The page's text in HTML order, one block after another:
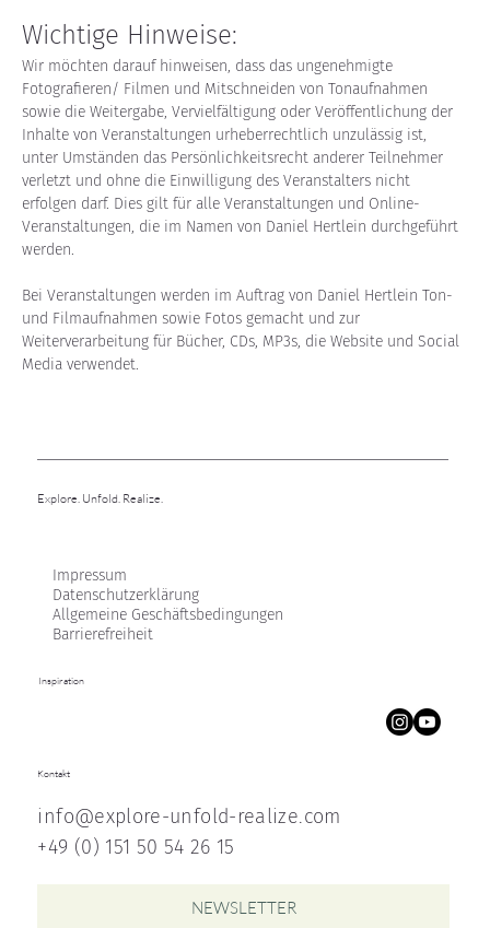
Wichtige Hinweise:
Wir möchten darauf hinweisen, dass das ungenehmigte
Fotografieren/ Filmen und Mitschneiden von Tonaufnahmen
sowie die Weitergabe, Vervielfältigung oder Veröffentlichung der
Inhalte von Veranstaltungen urheberrechtlich unzulässig ist,
unter Umständen das Persönlichkeitsrecht anderer Teilnehmer
verletzt und ohne die Einwilligung des Veranstalters nicht
erfolgen darf. Dies gilt für alle Veranstaltungen und Online-
Veranstaltungen, die im Namen von Daniel Hertlein durchgeführt
werden.
Bei Veranstaltungen werden im Auftrag von Daniel Hertlein Ton-
und Filmaufnahmen sowie Fotos gemacht und zur
Weiterverarbeitung für Bücher, CDs, MP3s, die Website und Social
Media verwendet.
Explore. Unfold. Realize.
Impressum
Datenschutzerklärung
Allgemeine Geschäftsbedingungen
Barrierefreiheit
Inspiration
Kontakt
info@explore-unfold-realize.com
+49 (0) 151 50 54 26 15
NEWSLETTER